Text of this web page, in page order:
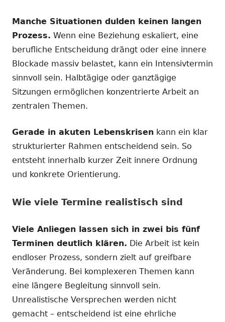
Manche Situationen dulden keinen langen
Prozess. Wenn eine Beziehung eskaliert, eine
berufliche Entscheidung drängt oder eine innere
Blockade massiv belastet, kann ein Intensivtermin
sinnvoll sein. Halbtägige oder ganztägige
Sitzungen ermöglichen konzentrierte Arbeit an
zentralen Themen.
Gerade in akuten Lebenskrisen kann ein klar
strukturierter Rahmen entscheidend sein. So
entsteht innerhalb kurzer Zeit innere Ordnung
und konkrete Orientierung.
Wie viele Termine realistisch sind
Viele Anliegen lassen sich in zwei bis fünf
Terminen deutlich klären. Die Arbeit ist kein
endloser Prozess, sondern zielt auf greifbare
Veränderung. Bei komplexeren Themen kann
eine längere Begleitung sinnvoll sein.
Unrealistische Versprechen werden nicht
gemacht – entscheidend ist eine ehrliche